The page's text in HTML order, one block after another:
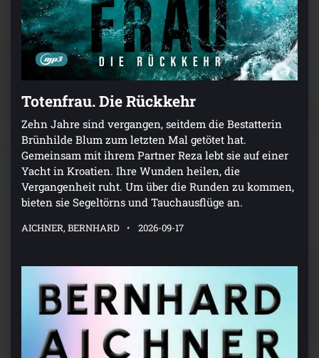
Totenfrau. Die Rückkehr
Zehn Jahre sind vergangen, seitdem die Bestatterin
Brünhilde Blum zum letzten Mal getötet hat.
Gemeinsam mit ihrem Partner Reza lebt sie auf einer
Yacht in Kroatien. Ihre Wunden heilen, die
Vergangenheit ruht. Um über die Runden zu kommen,
bieten sie Segeltörns und Tauchausflüge an.
AICHNER, BERNHARD 2026-09-17